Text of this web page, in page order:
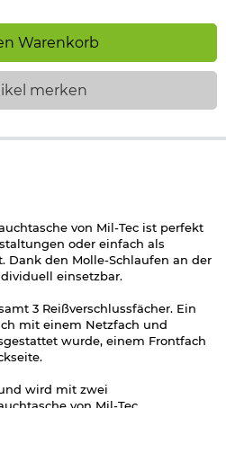
Warenkorb
merken
von Mil-Tec ist perfekt
oder einfach als
Dank den Molle-Schlaufen an der
einsetzbar.
3 Reißverschlussfächer. Ein
mit einem Netzfach und
wurde, einem Frontfach
wird mit zwei
von Mil-Tec